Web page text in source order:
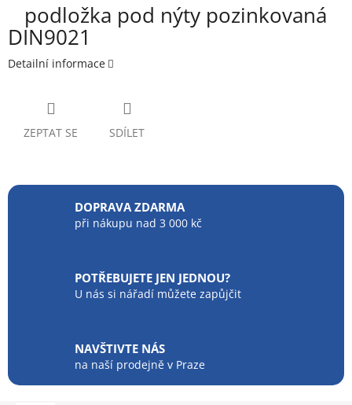
podložka pod nýty pozinkovaná
DIN9021
Detailní informace
ZEPTAT SE SDÍLET
DOPRAVA ZDARMA
při nákupu nad 3 000 kč
POTŘEBUJETE JEN JEDNOU?
U nás si nářadí můžete zapůjčit
NAVŠTIVTE NÁS
na naší prodejně v Praze